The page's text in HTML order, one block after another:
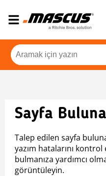
Sayfa
Talep edilen sayfa
yazım hatalarını kontrol
bulmanıza yardımcı
görüntüleyin.